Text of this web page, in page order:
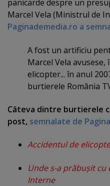
panicarde despre un
Marcel Vela (Ministrul de
Paginademedia.ro a
A fost un artificiu
Marcel Vela
elicopter... în anul
burtierele România
Câteva dintre burtierele
post, semnalate de
Accidentul de
Unde s-a prăbuşit
Interne